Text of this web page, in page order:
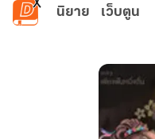
ข้ามไปยังเนื้อหาหลัก
นิยาย เว็บตูน